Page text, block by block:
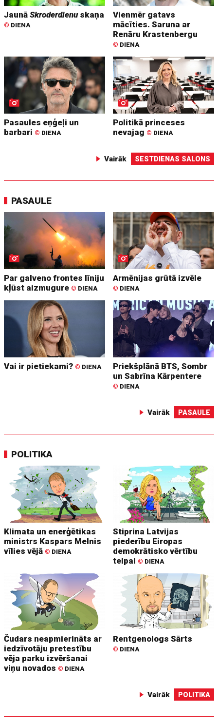
JaunāSkroderdienuskaņa
© DIENA
Vienmēr gatavs
mācīties. Saruna ar
Renāru Krastenbergu
© DIENA
Pasaules eņģeļi un
barbari © DIENA
Politikā princeses
nevajag © DIENA
Vairāk SESTDIENAS SALONS
PASAULE
Par galveno frontes līniju
kļūst aizmugure © DIENA
Armēnijas grūtā izvēle
© DIENA
Vai ir pietiekami? © DIENA
Priekšplānā BTS, Sombr
un Sabrīna Kārpentere
© DIENA
Vairāk PASAULE
POLITIKA
Klimata un enerģētikas
ministrs Kaspars Melnis
vīlies vējā © DIENA
Stiprina Latvijas
piederību Eiropas
demokrātisko vērtību
telpai © DIENA
Čudars neapmierināts ar
iedzīvotāju pretestību
vēja parku izvēršanai
viņu novados © DIENA
Rentgenologs Sārts
© DIENA
Vairāk POLITIKA